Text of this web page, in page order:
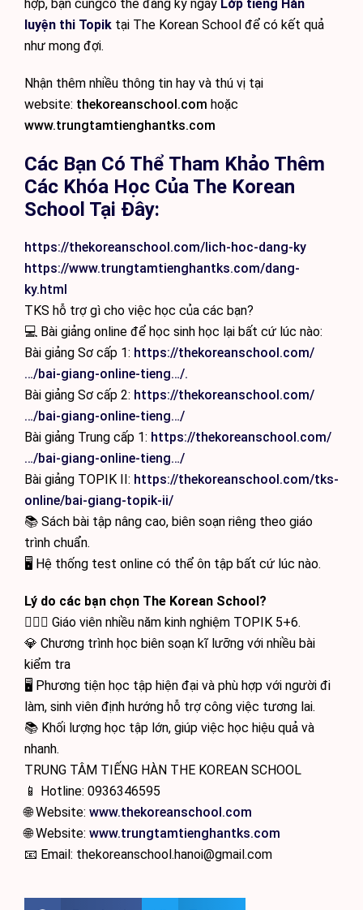
hợp, bạn cũngcó thể đăng ký ngay Lớp tiếng Hàn
luyện thi Topik tại The Korean School để có kết quả
như mong đợi.
Nhận thêm nhiều thông tin hay và thú vị tại
website: thekoreanschool.com hoặc
www.trungtamtienghantks.com
Các Bạn Có Thể Tham Khảo Thêm
Các Khóa Học Của The Korean
School Tại Đây:
https://thekoreanschool.com/lich-hoc-dang-ky
https://www.trungtamtienghantks.com/dang-
ky.html
TKS hỗ trợ gì cho việc học của các bạn?
💻 Bài giảng online để học sinh học lại bất cứ lúc nào:
Bài giảng Sơ cấp 1: https://thekoreanschool.com/
…/bai-giang-online-tieng…/.
Bài giảng Sơ cấp 2: https://thekoreanschool.com/
…/bai-giang-online-tieng…/
Bài giảng Trung cấp 1: https://thekoreanschool.com/
…/bai-giang-online-tieng…/
Bài giảng TOPIK II: https://thekoreanschool.com/tks-
online/bai-giang-topik-ii/
📚 Sách bài tập nâng cao, biên soạn riêng theo giáo
trình chuẩn.
🖥 Hệ thống test online có thể ôn tập bất cứ lúc nào.
Lý do các bạn chọn The Korean School?
🙋🏻‍♂️ Giáo viên nhiều năm kinh nghiệm TOPIK 5+6.
💎 Chương trình học biên soạn kĩ lưỡng với nhiều bài
kiểm tra
🖥 Phương tiện học tập hiện đại và phù hợp với người đi
làm, sinh viên định hướng hỗ trợ công việc tương lai.
📚 Khối lượng học tập lớn, giúp việc học hiệu quả và
nhanh.
TRUNG TÂM TIẾNG HÀN THE KOREAN SCHOOL
📱 Hotline: 0936346595
🌐 Website: www.thekoreanschool.com
🌐 Website: www.trungtamtienghantks.com
📧 Email: thekoreanschool.hanoi@gmail.com